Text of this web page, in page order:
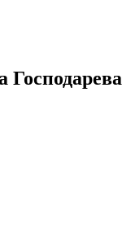
Господарева